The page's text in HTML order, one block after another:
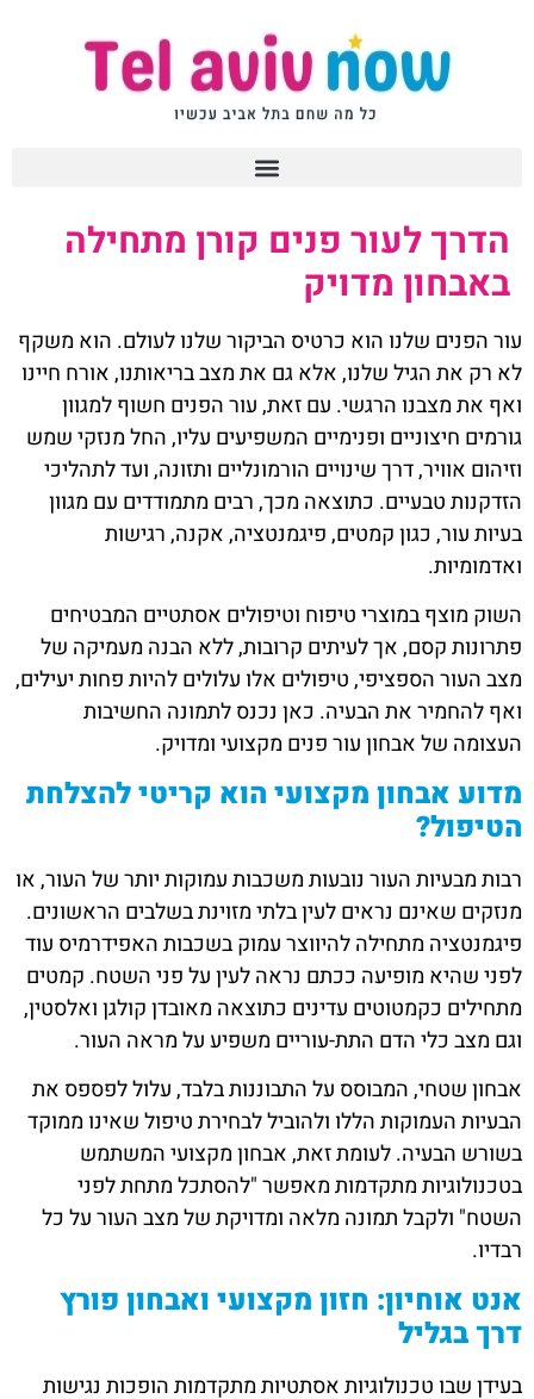
הדרך לעור פנים קורן מתחילה
באבחון מדויק
עור הפנים שלנו הוא כרטיס הביקור שלנו לעולם. הוא משקף
לא רק את הגיל שלנו, אלא גם את מצב בריאותנו, אורח חיינו
ואף את מצבנו הרגשי. עם זאת, עור הפנים חשוף למגוון
גורמים חיצוניים ופנימיים המשפיעים עליו, החל מנזקי שמש
וזיהום אוויר, דרך שינויים הורמונליים ותזונה, ועד לתהליכי
הזדקנות טבעיים. כתוצאה מכך, רבים מתמודדים עם מגוון
בעיות עור, כגון קמטים, פיגמנטציה, אקנה, רגישות
ואדמומיות.
השוק מוצף במוצרי טיפוח וטיפולים אסתטיים המבטיחים
פתרונות קסם, אך לעיתים קרובות, ללא הבנה מעמיקה של
מצב העור הספציפי, טיפולים אלו עלולים להיות פחות יעילים,
ואף להחמיר את הבעיה. כאן נכנס לתמונה החשיבות
העצומה של אבחון עור פנים מקצועי ומדויק.
מדוע אבחון מקצועי הוא קריטי להצלחת
הטיפול?
רבות מבעיות העור נובעות משכבות עמוקות יותר של העור, או
מנזקים שאינם נראים לעין בלתי מזוינת בשלבים הראשונים.
פיגמנטציה מתחילה להיווצר עמוק בשכבות האפידרמיס עוד
לפני שהיא מופיעה ככתם נראה לעין על פני השטח. קמטים
מתחילים כקמטוטים עדינים כתוצאה מאובדן קולגן ואלסטין,
וגם מצב כלי הדם התת-עוריים משפיע על מראה העור.
אבחון שטחי, המבוסס על התבוננות בלבד, עלול לפספס את
הבעיות העמוקות הללו ולהוביל לבחירת טיפול שאינו ממוקד
בשורש הבעיה. לעומת זאת, אבחון מקצועי המשתמש
בטכנולוגיות מתקדמות מאפשר "להסתכל מתחת לפני
השטח" ולקבל תמונה מלאה ומדויקת של מצב העור על כל
רבדיו.
אנט אוחיון: חזון מקצועי ואבחון פורץ
דרך בגליל
בעידן שבו טכנולוגיות אסתטיות מתקדמות הופכות נגישות